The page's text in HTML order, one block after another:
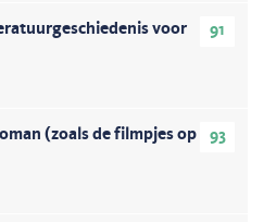
91
voor
93
(zoals de filmpjes op